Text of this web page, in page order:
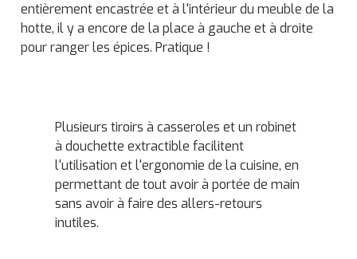
entièrement encastrée et à l'intérieur du meuble de la
hotte, il y a encore de la place à gauche et à droite
pour ranger les épices. Pratique !
Plusieurs tiroirs à casseroles et un robinet
à douchette extractible facilitent
l'utilisation et l'ergonomie de la cuisine, en
permettant de tout avoir à portée de main
sans avoir à faire des allers-retours
inutiles.